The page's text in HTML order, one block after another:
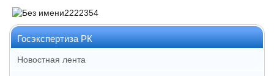
Госэкспертиза РК
Новостная лента